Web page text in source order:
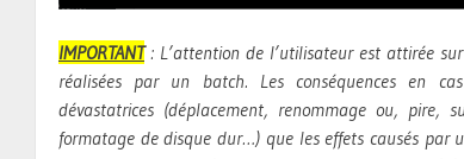
IMPORTANT: L’attention de l’utilisateur est attirée
réalisées par un batch. Les conséquences en
dévastatrices (déplacement, renommage ou, pire,
formatage de disque dur…) que les effets causés